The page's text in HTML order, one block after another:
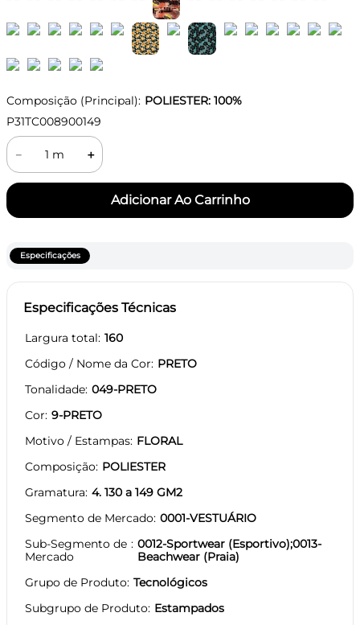
Composição (Principal): POLIESTER: 100%
P31TC008900149
＋
－
Especificações
Especificações Técnicas
Largura total 160
Código / Nome da Cor PRETO
Tonalidade 049-PRETO
Cor 9-PRETO
Motivo / Estampas FLORAL
Composição POLIESTER
Gramatura 4. 130 a 149 GM2
Segmento de Mercado 0001-VESTUÁRIO
Sub-Segmento de
Mercado
0012-Sportwear (Esportivo);0013-
Beachwear (Praia)
Grupo de Produto Tecnológicos
Subgrupo de Produto Estampados